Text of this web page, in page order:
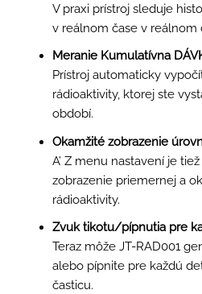
V praxi prístroj sleduje
v reálnom čase v reálnom
Meranie Kumulatívna
Prístroj automaticky
rádioaktivity, ktorej ste
období.
Okamžité zobrazenie
A’ Z menu nastavení je
zobrazenie priemernej a
rádioaktivity.
Zvuk tikotu/pípnutia pre
Teraz môže JT-RAD001
alebo pípnite pre každú
časticu.